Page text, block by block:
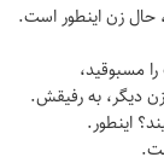
زن اینطور است.
مسبوقید،
دیگر، به رفیقش.
اینطور.